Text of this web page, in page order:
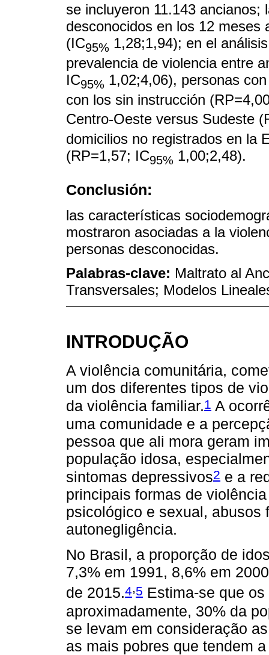
se incluyeron 11.143 ancianos;
desconocidos en los 12 meses
(IC95% 1,28;1,94); en el
prevalencia de violencia entre
IC95% 1,02;4,06), personas
con los sin instrucción
Centro-Oeste versus Sudeste
domicilios no registrados en la
(RP=1,57; IC95% 1,00;2,48).
Conclusión:
las características
mostraron asociadas a la
personas desconocidas.
Palabras-clave: Maltrato al
Transversales; Modelos
INTRODUÇÃO
A violência comunitária,
um dos diferentes tipos de
da violência familiar.1 A
uma comunidade e a
pessoa que ali mora geram
população idosa,
sintomas depressivos2 e a
principais formas de
psicológico e sexual, abusos
autonegligência.
No Brasil, a proporção de
7,3% em 1991, 8,6% em
de 2015.4,5 Estima-se que
aproximadamente, 30% da
se levam em consideração
as mais pobres que tendem